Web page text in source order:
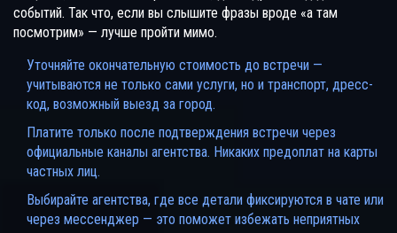
событий. Так что, если вы слышите фразы вроде «а там
посмотрим» — лучше пройти мимо.
Уточняйте окончательную стоимость до встречи —
учитываются не только сами услуги, но и транспорт, дресс-
код, возможный выезд за город.
Платите только после подтверждения встречи через
официальные каналы агентства. Никаких предоплат на карты
частных лиц.
Выбирайте агентства, где все детали фиксируются в чате или
через мессенджер — это поможет избежать неприятных